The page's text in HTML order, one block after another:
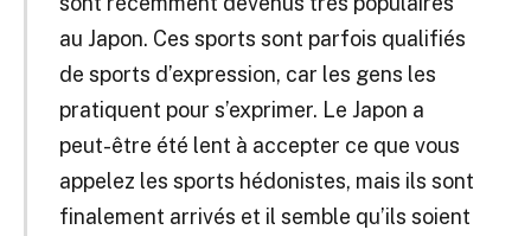
au Japon. Ces sports sont parfois qualifiés
de sports d’expression, car les gens les
pratiquent pour s’exprimer. Le Japon a
peut-être été lent à accepter ce que vous
appelez les sports hédonistes, mais ils sont
finalement arrivés et il semble qu’ils soient